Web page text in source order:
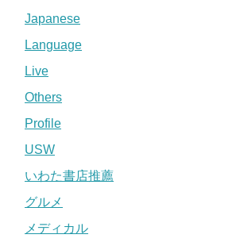
Japanese
Language
Live
Others
Profile
USW
いわた書店推薦
グルメ
メディカル